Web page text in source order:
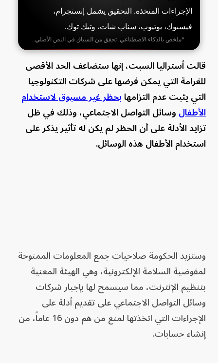
الإجراءات المتخذة. التحقيق يشمل إنستجرام،
فيسبوك، يوتيوب، سناب شات، وتيك توك.
*ملخص بالذكاء الاصطناعي. تحقق من السياق في النص الأصلي.
قالت أستراليا السبت، إنها ستضاعف الحد الأقصى
للغرامة التي يمكن فرضها على شركات التكنولوجيا
التي يثبت عدم التزامهابحظر غير مسبوق لاستخدام
الأطفالوسائل التواصل الاجتماعي، وذلك في ظل
تزايد الأدلة على أن الحظر لم يكن له تأثير يذكر على
استخدام الأطفال هذه الوسائل.
وستزيد الحكومة صلاحيات جمع المعلومات الممنوحة
لمفوضية السلامة الإلكترونية، وهي الهيئة المعنية
بتنظيم الإنترنت، مما سيسمح لها بإجبار شركات
وسائل التواصل الاجتماعي على تقديم أدلة على
الإجراءات التي اتخذتها لمنع من هم دون 16 عاماً، من
إنشاء حسابات.